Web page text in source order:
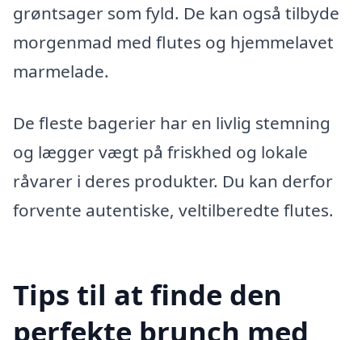
grøntsager som fyld. De kan også tilbyde
morgenmad med flutes og hjemmelavet
marmelade.
De fleste bagerier har en livlig stemning
og lægger vægt på friskhed og lokale
råvarer i deres produkter. Du kan derfor
forvente autentiske, veltilberedte flutes.
Tips til at finde den
perfekte brunch med